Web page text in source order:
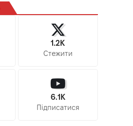
1.2K
Стежити
6.1K
Підписатися